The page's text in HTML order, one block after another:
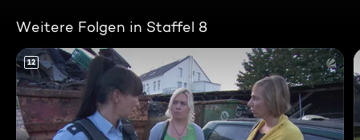
Weitere Folgen in Staffel 8
12